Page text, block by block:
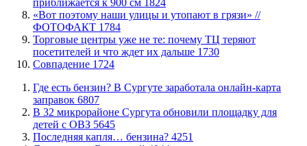
«Вот поэтому наши улицы и утопают в грязи» //
ФОТОФАКТ 1784
Торговые центры уже не те: почему ТЦ теряют
посетителей и что ждет их дальше 1730
​Совпадение 1724
​Где есть бензин? В Сургуте заработала онлайн-карта
заправок 6807
В 32 микрорайоне Сургута обновили площадку для
детей с ОВЗ 5645
​Последняя капля… бензина? 4251